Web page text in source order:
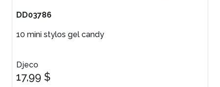
DD03786
10 mini stylos gel candy
Djeco
17,99 $